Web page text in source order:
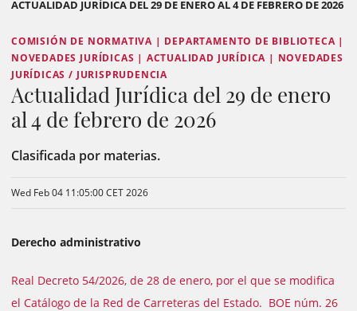
ACTUALIDAD JURÍDICA DEL 29 DE ENERO AL 4 DE FEBRERO DE 2026
COMISIÓN DE NORMATIVA | DEPARTAMENTO DE BIBLIOTECA |
NOVEDADES JURÍDICAS | ACTUALIDAD JURÍDICA | NOVEDADES
JURÍDICAS / JURISPRUDENCIA
Actualidad Jurídica del 29 de enero
al 4 de febrero de 2026
Clasificada por materias.
Wed Feb 04 11:05:00 CET 2026
Derecho administrativo
Real Decreto 54/2026, de 28 de enero, por el que se modifica
el Catálogo de la Red de Carreteras del Estado. BOE núm. 26